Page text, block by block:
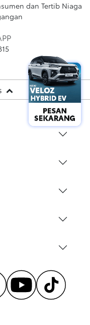
dan Tertib Niaga